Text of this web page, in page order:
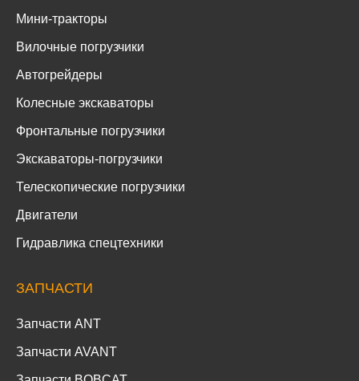
Мини-тракторы
Вилочные погрузчики
Автогрейдеры
Колесные экскаваторы
Фронтальные погрузчики
Экскаваторы-погрузчики
Телескопические погрузчики
Двигатели
Гидравлика спецтехники
ЗАПЧАСТИ
Запчасти ANT
Запчасти AVANT